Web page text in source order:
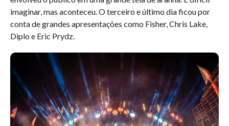
imaginar, mas aconteceu. O terceiro e último dia ficou por
conta de grandes apresentações como Fisher, Chris Lake,
Diplo e Eric Prydz.